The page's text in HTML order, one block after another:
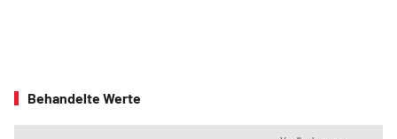
Behandelte Werte